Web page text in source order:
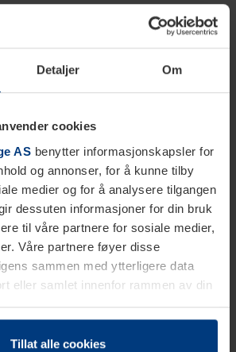
Detaljer Om
cookies
AS benytter informasjonskapsler for
og annonser, for å kunne tilby
medier og for å analysere tilgangen
dessuten informasjoner for din bruk
til våre partnere for sosiale medier,
Våre partnere føyer disse
sammen med ytterligere data
eller samlet innenfor rammen av din
informasjonskapsler på din
er absolutt nødvendig for drift av
Tillat alle cookies